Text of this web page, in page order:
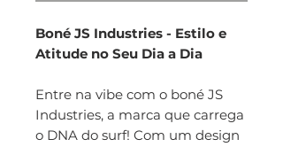
Boné JS Industries - Estilo e
Atitude no Seu Dia a Dia
Entre na vibe com o boné JS
Industries, a marca que carrega
o DNA do surf! Com um design